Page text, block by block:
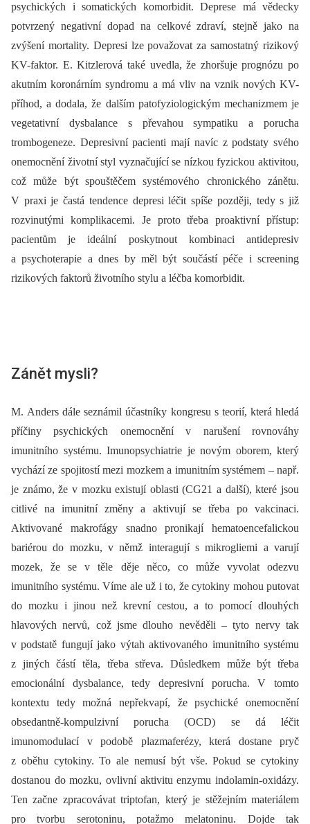
psychických i somatických komorbidit. Deprese má vědecky
potvrzený negativní dopad na celkové zdraví, stejně jako na
zvýšení mortality. Depresi lze považovat za samostatný rizikový
KV-faktor. E. Kitzlerová také uvedla, že zhoršuje prognózu po
akutním koronárním syndromu a má vliv na vznik nových KV-
příhod, a dodala, že dalším patofyziologickým mechanizmem je
vegetativní dysbalance s převahou sympatiku a porucha
trombogeneze. Depresivní pacienti mají navíc z podstaty svého
onemocnění životní styl vyznačující se nízkou fyzickou aktivitou,
což může být spouštěčem systémového chronického zánětu.
V praxi je častá tendence depresi léčit spíše později, tedy s již
rozvinutými komplikacemi. Je proto třeba proaktivní přístup:
pacientům je ideální poskytnout kombinaci antidepresiv
a psychoterapie a dnes by měl být součástí péče i screening
rizikových faktorů životního stylu a léčba komorbidit.
Zánět mysli?
M. Anders dále seznámil účastníky kongresu s teorií, která hledá
příčiny psychických onemocnění v narušení rovnováhy
imunitního systému. Imunopsychiatrie je novým oborem, který
vychází ze spojitostí mezi mozkem a imunitním systémem –⁠ např.
je známo, že v mozku existují oblasti (CG21 a další), které jsou
citlivé na imunitní změny a aktivují se třeba po vakcinaci.
Aktivované makrofágy snadno pronikají hematoencefalickou
bariérou do mozku, v němž interagují s mikrogliemi a varují
mozek, že se v těle děje něco, co může vyvolat odezvu
imunitního systému. Víme ale už i to, že cytokiny mohou putovat
do mozku i jinou než krevní cestou, a to pomocí dlouhých
hlavových nervů, což jsme dlouho nevěděli –⁠ tyto nervy tak
v podstatě fungují jako výtah aktivovaného imunitního systému
z jiných částí těla, třeba střeva. Důsledkem může být třeba
emocionální dysbalance, tedy depresivní porucha. V tomto
kontextu tedy možná nepřekvapí, že psychické onemocnění
obsedantně-kompulzivní porucha (OCD) se dá léčit
imunomodulací v podobě plazmaferézy, která dostane pryč
z oběhu cytokiny. To ale nemusí být vše. Pokud se cytokiny
dostanou do mozku, ovlivní aktivitu enzymu indolamin-oxidázy.
Ten začne zpracovávat triptofan, který je stěžejním materiálem
pro tvorbu serotoninu, potažmo melatoninu. Dojde tak